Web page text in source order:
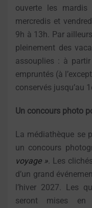
ouverte les
mercredis et
9h à 13h. Par
pleinement des
assouplies : à
empruntés (à
conservés jusqu’au
Un concours photo
La médiathèque se
un concours
voyage ». Les
d’un grand
l’hiver 2027. Les
seront mises